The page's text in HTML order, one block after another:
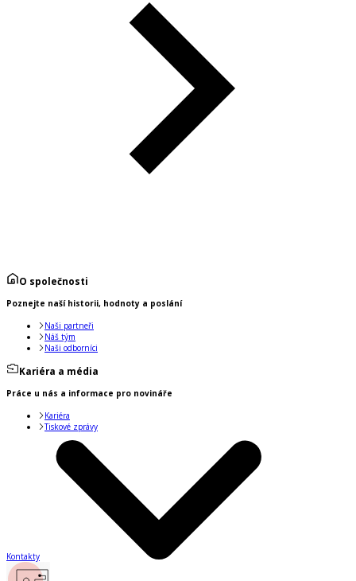
O společnosti
Poznejte naší historii, hodnoty a poslání
Naši partneři
Náš tým
Naši odborníci
Kariéra a média
Práce u nás a informace pro novináře
Kariéra
Tiskové zprávy
Kontakty